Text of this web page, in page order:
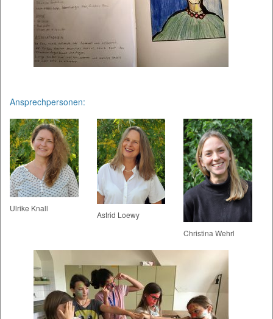
Ansprechpersonen:
Ulrike Knall
Astrid Loewy
Christina Wehrl